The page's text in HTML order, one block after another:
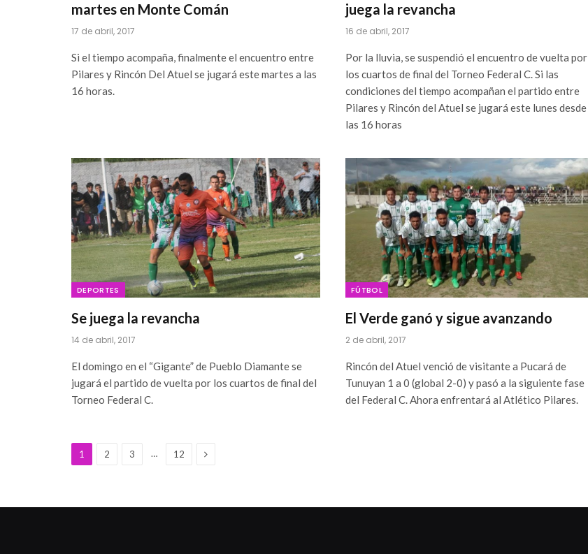
martes en Monte Comán
17 de abril, 2017
Si el tiempo acompaña, finalmente el encuentro entre
Pilares y Rincón Del Atuel se jugará este martes a las
16 horas.
juega la revancha
16 de abril, 2017
Por la lluvia, se suspendió el encuentro de vuelta por
los cuartos de final del Torneo Federal C. Si las
condiciones del tiempo acompañan el partido entre
Pilares y Rincón del Atuel se jugará este lunes desde
las 16 horas
DEPORTES
Se juega la revancha
14 de abril, 2017
El domingo en el “Gigante” de Pueblo Diamante se
jugará el partido de vuelta por los cuartos de final del
Torneo Federal C.
FÚTBOL
El Verde ganó y sigue avanzando
2 de abril, 2017
Rincón del Atuel venció de visitante a Pucará de
Tunuyan 1 a 0 (global 2-0) y pasó a la siguiente fase
del Federal C. Ahora enfrentará al Atlético Pilares.
1 2 3 … 12 Next